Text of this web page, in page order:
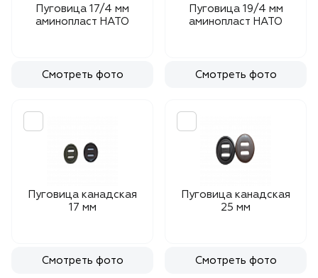
Пуговица 17/4 мм
аминопласт НАТО
Смотреть фото
Пуговица 19/4 мм
аминопласт НАТО
Смотреть фото
Пуговица канадская
17 мм
Смотреть фото
Пуговица канадская
25 мм
Смотреть фото